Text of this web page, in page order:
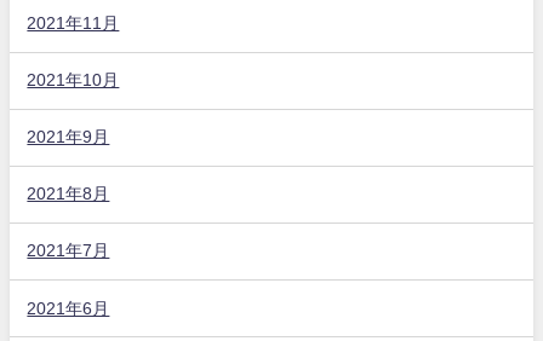
2021年11月
2021年10月
2021年9月
2021年8月
2021年7月
2021年6月